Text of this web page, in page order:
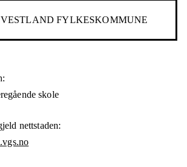
VESTLAND FYLKESKOMMUNE
skole
nettstaden: